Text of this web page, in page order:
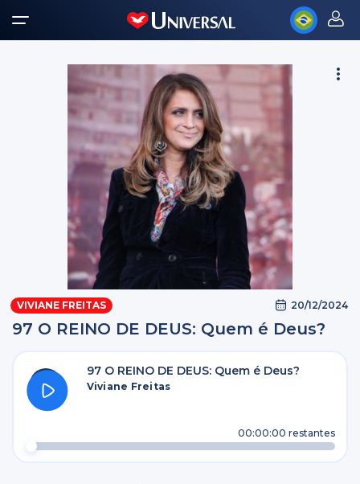
VIVIANE FREITAS 20/12/2024
97 O REINO DE DEUS: Quem é Deus?
97 O REINO DE DEUS: Quem é Deus?
Viviane Freitas
00:00:00 restantes